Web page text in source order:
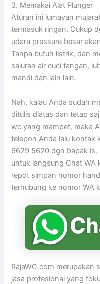
3. Memakai Alat Plunger
Aturan ini lumayan
termasuk ringan. Cukup
udara pressure besar
Tanpa butuh listrik, dan
saluran air cuci tangan,
mandi dan lain lain.
Nah, kalau Anda sudah
ditulis diatas dan tetap
wc yang mampet, maka
telepon Anda lalu kontak
6629 5620 dgn bapak
untuk langsung Chat WA
repot simpan nomor
terhubung ke nomor WA
RajaWC.com merupakan
jasa profesional yang